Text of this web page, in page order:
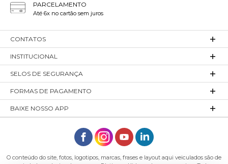
PARCELAMENTO
Até 6x no cartão sem juros
CONTATOS
INSTITUCIONAL
SELOS DE SEGURANÇA
FORMAS DE PAGAMENTO
BAIXE NOSSO APP
O conteúdo do site, fotos, logotipos, marcas, frases e layout aqui veiculados são de